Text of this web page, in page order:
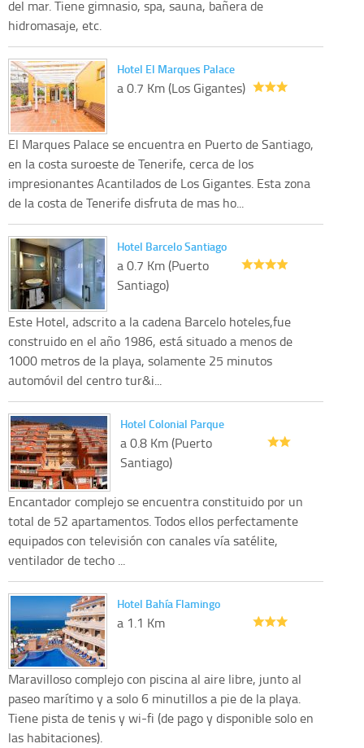
del mar. Tiene gimnasio, spa, sauna, bañera de
hidromasaje, etc.
Hotel El Marques Palace
a 0.7 Km (Los Gigantes)
El Marques Palace se encuentra en Puerto de Santiago,
en la costa suroeste de Tenerife, cerca de los
impresionantes Acantilados de Los Gigantes. Esta zona
de la costa de Tenerife disfruta de mas ho...
Hotel Barcelo Santiago
a 0.7 Km (Puerto
Santiago)
Este Hotel, adscrito a la cadena Barcelo hoteles,fue
construido en el año 1986, está situado a menos de
1000 metros de la playa, solamente 25 minutos
automóvil del centro tur&i...
Hotel Colonial Parque
a 0.8 Km (Puerto
Santiago)
Encantador complejo se encuentra constituido por un
total de 52 apartamentos. Todos ellos perfectamente
equipados con televisión con canales vía satélite,
ventilador de techo ...
Hotel Bahía Flamingo
a 1.1 Km
Maravilloso complejo con piscina al aire libre, junto al
paseo marítimo y a solo 6 minutillos a pie de la playa.
Tiene pista de tenis y wi-fi (de pago y disponible solo en
las habitaciones).